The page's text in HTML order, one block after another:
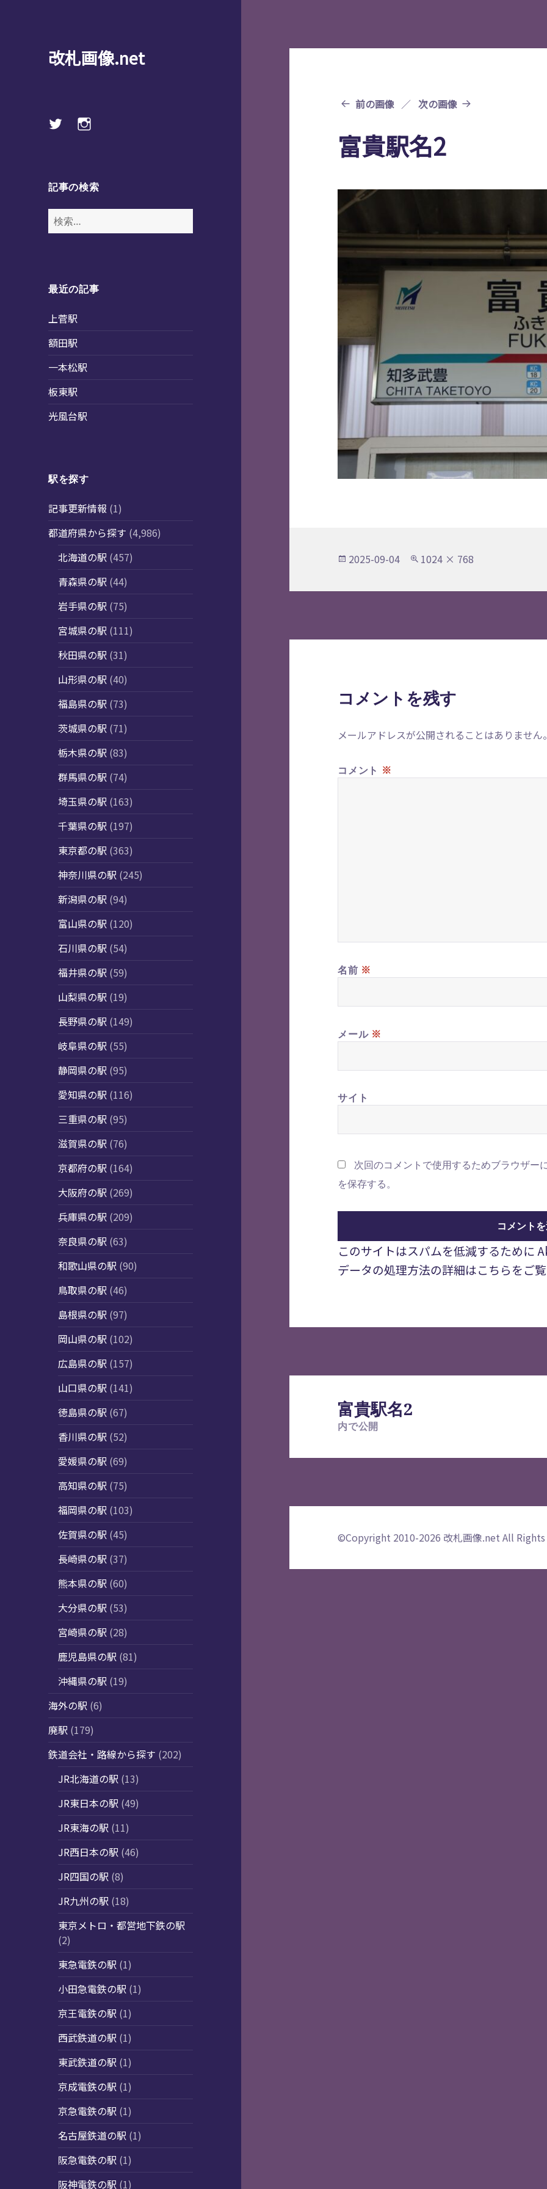
改札画像.net
Twitterinstagram
記事の検索
検
索:
最近の記事
上菅駅
額田駅
一本松駅
板東駅
光風台駅
駅を探す
記事更新情報 (1)
都道府県から探す (4,986)
北海道の駅 (457)
青森県の駅 (44)
岩手県の駅 (75)
宮城県の駅 (111)
秋田県の駅 (31)
山形県の駅 (40)
福島県の駅 (73)
茨城県の駅 (71)
栃木県の駅 (83)
群馬県の駅 (74)
埼玉県の駅 (163)
千葉県の駅 (197)
東京都の駅 (363)
神奈川県の駅 (245)
新潟県の駅 (94)
富山県の駅 (120)
石川県の駅 (54)
福井県の駅 (59)
山梨県の駅 (19)
長野県の駅 (149)
岐阜県の駅 (55)
静岡県の駅 (95)
愛知県の駅 (116)
三重県の駅 (95)
滋賀県の駅 (76)
京都府の駅 (164)
大阪府の駅 (269)
兵庫県の駅 (209)
奈良県の駅 (63)
和歌山県の駅 (90)
鳥取県の駅 (46)
島根県の駅 (97)
岡山県の駅 (102)
広島県の駅 (157)
山口県の駅 (141)
徳島県の駅 (67)
香川県の駅 (52)
愛媛県の駅 (69)
高知県の駅 (75)
福岡県の駅 (103)
佐賀県の駅 (45)
長崎県の駅 (37)
熊本県の駅 (60)
大分県の駅 (53)
宮崎県の駅 (28)
鹿児島県の駅 (81)
沖縄県の駅 (19)
海外の駅 (6)
廃駅 (179)
鉄道会社・路線から探す (202)
JR北海道の駅 (13)
JR東日本の駅 (49)
JR東海の駅 (11)
JR西日本の駅 (46)
JR四国の駅 (8)
JR九州の駅 (18)
東京メトロ・都営地下鉄の駅
(2)
東急電鉄の駅 (1)
小田急電鉄の駅 (1)
京王電鉄の駅 (1)
西武鉄道の駅 (1)
東武鉄道の駅 (1)
京成電鉄の駅 (1)
京急電鉄の駅 (1)
名古屋鉄道の駅 (1)
阪急電鉄の駅 (1)
阪神電鉄の駅 (1)
前の画像 次の画像
富貴駅名2
投
日:
2025-09-04
フ
サ
1024 × 768
コメントを残す
メールアドレスが公開されることはありません。
コメント ※
名前 ※
メール ※
サイト
次回のコメントで使用するためブラウザー
を保存する。
このサイトはスパムを低減するために
データの処理方法の詳細はこちらをご
ゲ
富貴駅名2
内で公開
©Copyright 2010-2026 改札画像.net All